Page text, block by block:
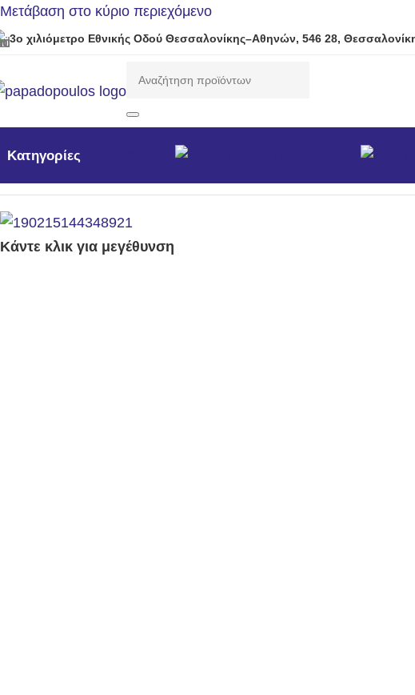
Μετάβαση στο κύριο περιεχόμενο
3ο χιλιόμετρο Εθνικής Οδού Θεσσαλονίκης–Αθηνών, 546 28,
Κατηγορίες
Κάντε κλικ για μεγέθυνση